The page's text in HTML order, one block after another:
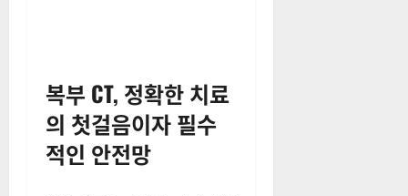
복부 CT, 정확한 치료
의 첫걸음이자 필수
적인 안전망